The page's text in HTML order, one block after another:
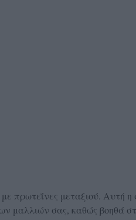
πρωτεΐνες μεταξιού. Αυτή η
μαλλιών σας, καθώς βοηθά